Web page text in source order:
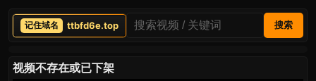
ttbfd6e.top 搜索
视频不存在或已下架